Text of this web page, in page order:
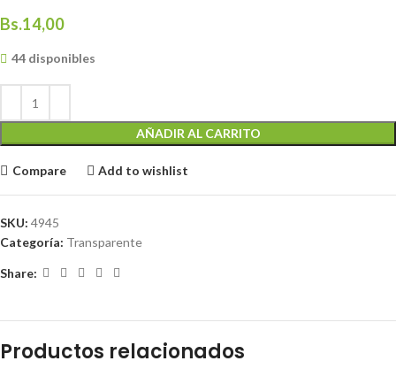
Bs.14,00
44 disponibles
AÑADIR AL CARRITO
Compare Add to wishlist
SKU: 4945
Categoría: Transparente
Share:
Productos relacionados